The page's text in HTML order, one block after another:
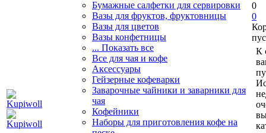
Бумажные салфетки для сервировки
Вазы для фруктов, фруктовницы
Вазы для цветов
Вазы конфетницы
... Показать все
Все для чая и кофе
Аксессуары
Гейзерные кофеварки
Заварочные чайники и заварники для
чая
Кофейники
Наборы для приготовления кофе на
0
0
К